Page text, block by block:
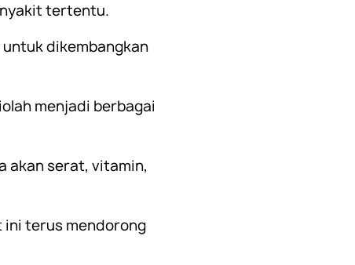
tertentu.
dikembangkan
menjadi berbagai
akan serat, vitamin,
ini terus mendorong